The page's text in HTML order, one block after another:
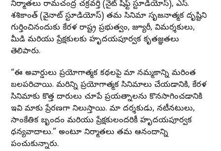
నిర్మాతలు రామచంద్ర చక్రవర్తి (నైట్ షిఫ్ట్ స్టూడియోస్), ఎస్.
శశికాంత్ (వైనాట్ స్టూడియోస్) తమ సినిమా సృజనాత్మక దృష్టిని
గుర్తించినందుకు కేరళ రాష్ట్ర ప్రభుత్వం, జ్యూరీ, విమర్శకులు,
మీడియా మరియు ప్రేక్షకులకు హృదయపూర్వక కృతజ్ఞతలు
తెలిపారు.
“ఈ అవార్డులు ప్రయోగాత్మక కథలపై మా నమ్మకాన్ని మరింత
బలపరిచాయి. మరిన్ని ప్రయోగాత్మక సినిమాలు చేయడానికి, కేరళ
సినిమాకు కొత్త దారులు చూపే ప్రయత్నాలను కొనసాగించడానికి
ఇవి మాకు ప్రేరణగా నిలుస్తాయి. మా దర్శకుడు, నటీనటులు,
సాంకేతిక బృందం మరియు ప్రేక్షకులందరికీ హృదయపూర్వక
ధన్యవాదాలు.” అంటూ నిర్మాతలు తమ ఆనందాన్ని
పంచుకున్నారు.